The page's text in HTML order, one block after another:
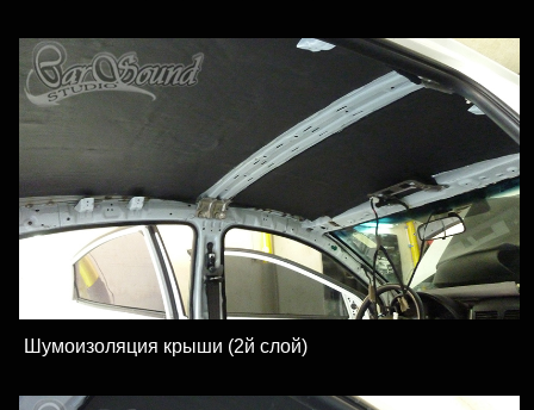
Шумоизоляция крыши (2й слой)